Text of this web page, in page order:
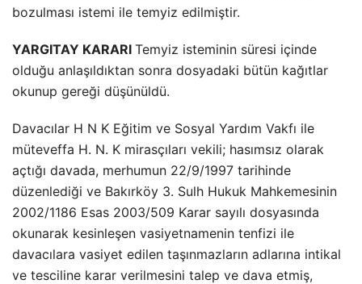
bozulması istemi ile temyiz edilmiştir.
YARGITAY KARARI Temyiz isteminin süresi içinde
olduğu anlaşıldıktan sonra dosyadaki bütün kağıtlar
okunup gereği düşünüldü.
Davacılar H N K Eğitim ve Sosyal Yardım Vakfı ile
müteveffa H. N. K mirasçıları vekili; hasımsız olarak
açtığı davada, merhumun 22/9/1997 tarihinde
düzenlediği ve Bakırköy 3. Sulh Hukuk Mahkemesinin
2002/1186 Esas 2003/509 Karar sayılı dosyasında
okunarak kesinleşen vasiyetnamenin tenfizi ile
davacılara vasiyet edilen taşınmazların adlarına intikal
ve tesciline karar verilmesini talep ve dava etmiş,